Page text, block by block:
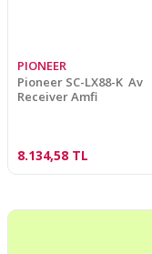
PIONEER
Pioneer SC-LX88-K Av
Receiver Amfi
8.134,58 TL